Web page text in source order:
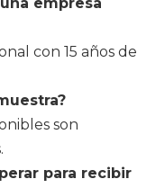
con 15 años de
son
para recibir